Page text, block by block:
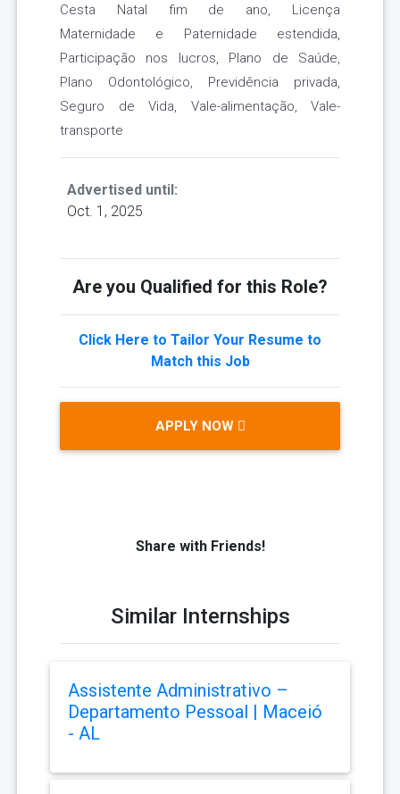
Cesta Natal fim de ano, Licença
Maternidade e Paternidade estendida,
Participação nos lucros, Plano de Saúde,
Plano Odontológico, Previdência privada,
Seguro de Vida, Vale-alimentação, Vale-
transporte
Advertised until:
Oct. 1, 2025
Are you Qualified for this Role?
Click Here to Tailor Your Resume to
Match this Job
APPLY NOW
Share with Friends!
Similar Internships
Assistente Administrativo –
Departamento Pessoal | Maceió
- AL